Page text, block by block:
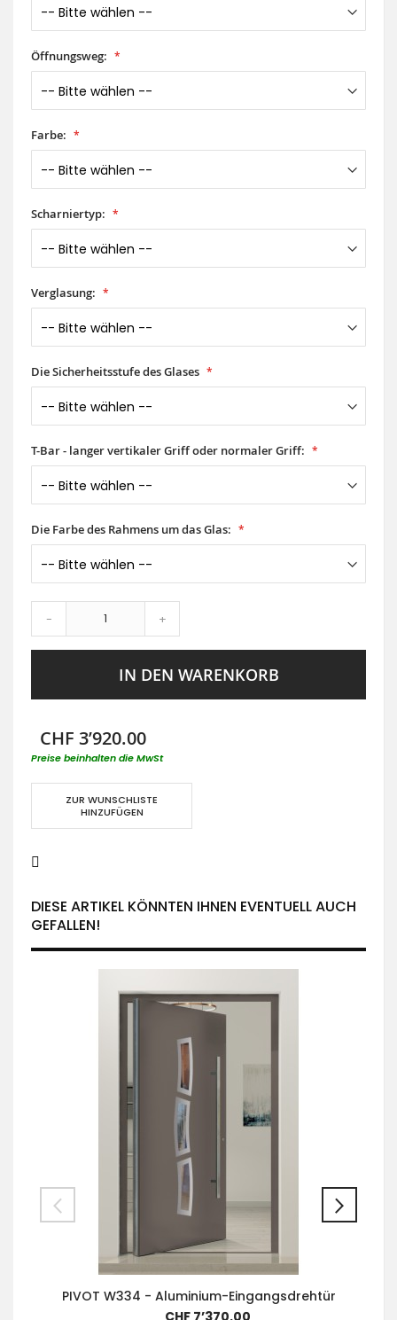
Öffnungsweg:
Farbe:
Scharniertyp:
Verglasung:
Die Sicherheitsstufe des Glases
T-Bar - langer vertikaler Griff oder normaler Griff:
Die Farbe des Rahmens um das Glas:
- +
IN DEN WARENKORB
CHF 3’920.00
Preise beinhalten die MwSt
ZUR WUNSCHLISTE
HINZUFÜGEN
DIESE ARTIKEL KÖNNTEN IHNEN EVENTUELL AUCH
GEFALLEN!
PIVOT W334 - Aluminium-Eingangsdrehtür